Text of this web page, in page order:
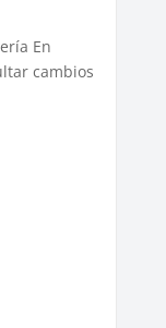
En
cambios